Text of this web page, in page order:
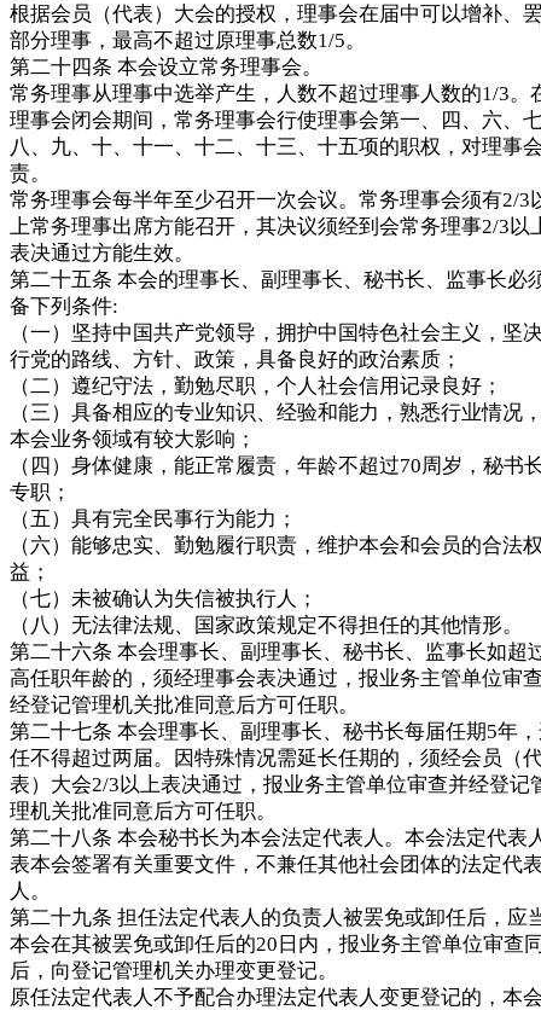
根据会员（代表）大会的授权，理事会在届中可以增补、
部分理事，最高不超过原理事总数1/5。
第二十四条 本会设立常务理事会。
常务理事从理事中选举产生，人数不超过理事人数的1/3。
理事会闭会期间，常务理事会行使理事会第一、四、六、
八、九、十、十一、十二、十三、十五项的职权，对理事
责。
常务理事会每半年至少召开一次会议。常务理事会须有2/3
上常务理事出席方能召开，其决议须经到会常务理事2/3以
表决通过方能生效。
第二十五条 本会的理事长、副理事长、秘书长、监事长必
备下列条件:
（一）坚持中国共产党领导，拥护中国特色社会主义，坚
行党的路线、方针、政策，具备良好的政治素质；
（二）遵纪守法，勤勉尽职，个人社会信用记录良好；
（三）具备相应的专业知识、经验和能力，熟悉行业情况
本会业务领域有较大影响；
（四）身体健康，能正常履责，年龄不超过70周岁，秘书
专职；
（五）具有完全民事行为能力；
（六）能够忠实、勤勉履行职责，维护本会和会员的合法
益；
（七）未被确认为失信被执行人；
（八）无法律法规、国家政策规定不得担任的其他情形。
第二十六条 本会理事长、副理事长、秘书长、监事长如超
高任职年龄的，须经理事会表决通过，报业务主管单位审
经登记管理机关批准同意后方可任职。
第二十七条 本会理事长、副理事长、秘书长每届任期5年
任不得超过两届。因特殊情况需延长任期的，须经会员（
表）大会2/3以上表决通过，报业务主管单位审查并经登记
理机关批准同意后方可任职。
第二十八条 本会秘书长为本会法定代表人。本会法定代表
表本会签署有关重要文件，不兼任其他社会团体的法定代
人。
第二十九条 担任法定代表人的负责人被罢免或卸任后，应
本会在其被罢免或卸任后的20日内，报业务主管单位审查
后，向登记管理机关办理变更登记。
原任法定代表人不予配合办理法定代表人变更登记的，本